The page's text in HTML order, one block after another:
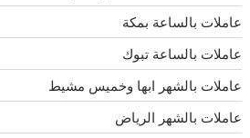
عاملات بالساعة بمكة
عاملات بالساعة تبوك
عاملات بالشهر ابها وخميس مشيط
عاملات بالشهر الرياض